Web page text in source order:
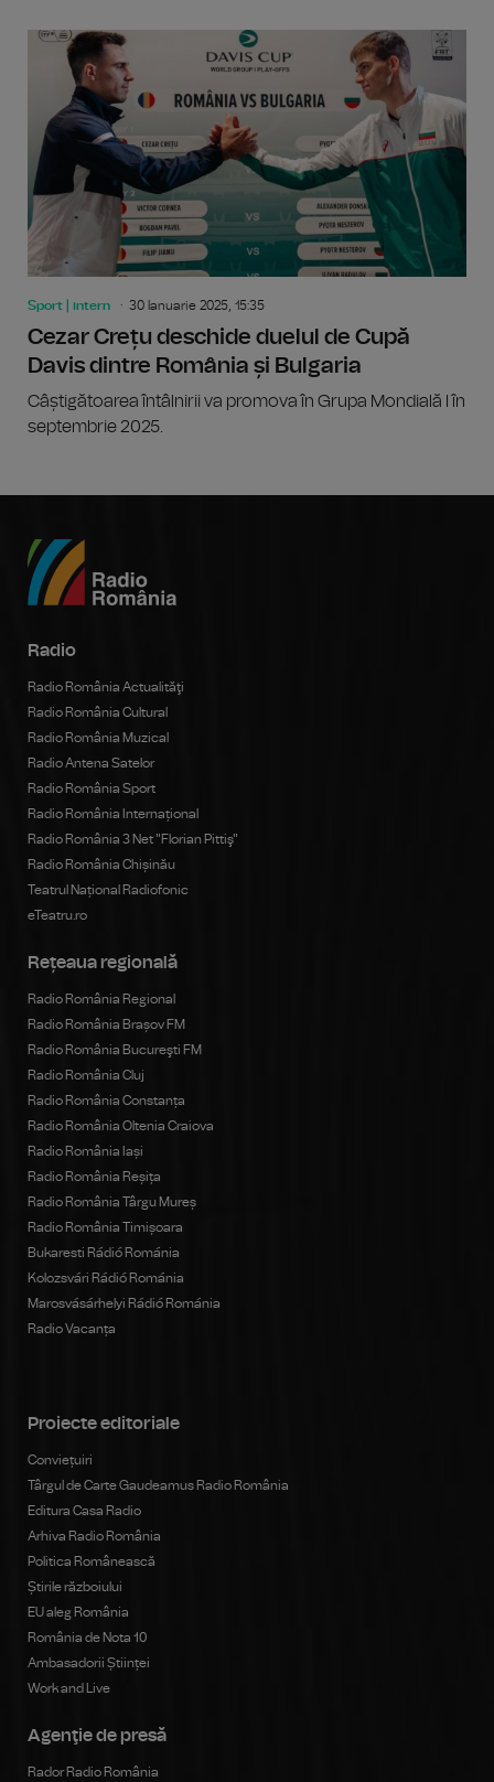
Sport | intern 30 Ianuarie 2025, 15:35
Cezar Crețu deschide duelul de Cupă
Davis dintre România și Bulgaria
Câștigătoarea întâlnirii va promova în Grupa Mondială I în
septembrie 2025.
Radio
Radio România Actualităţi
Radio România Cultural
Radio România Muzical
Radio Antena Satelor
Radio România Sport
Radio România Internațional
Radio România 3 Net "Florian Pittiş"
Radio România Chișinău
Teatrul Național Radiofonic
eTeatru.ro
Rețeaua regională
Radio România Regional
Radio România Brașov FM
Radio România Bucureşti FM
Radio România Cluj
Radio România Constanța
Radio România Oltenia Craiova
Radio România Iași
Radio România Reșița
Radio România Târgu Mureș
Radio România Timișoara
Bukaresti Rádió Románia
Kolozsvári Rádió Románia
Marosvásárhelyi Rádió Románia
Radio Vacanța
Proiecte editoriale
Conviețuiri
Târgul de Carte Gaudeamus Radio România
Editura Casa Radio
Arhiva Radio România
Politica Românească
Știrile războiului
EU aleg România
România de Nota 10
Ambasadorii Științei
Work and Live
Agenţie de presă
Rador Radio România